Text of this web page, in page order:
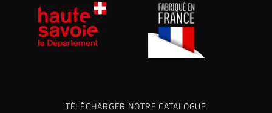
TÉLÉCHARGER NOTRE CATALOGUE